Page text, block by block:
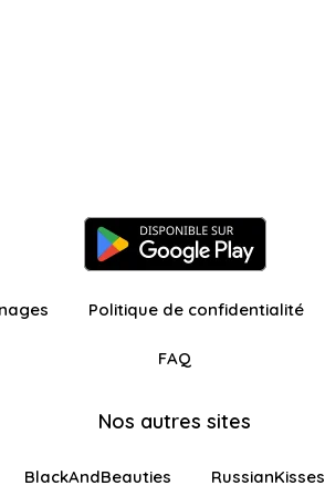
Politique de confidentialité
FAQ
Nos autres sites
BlackAndBeauties RussianKisses